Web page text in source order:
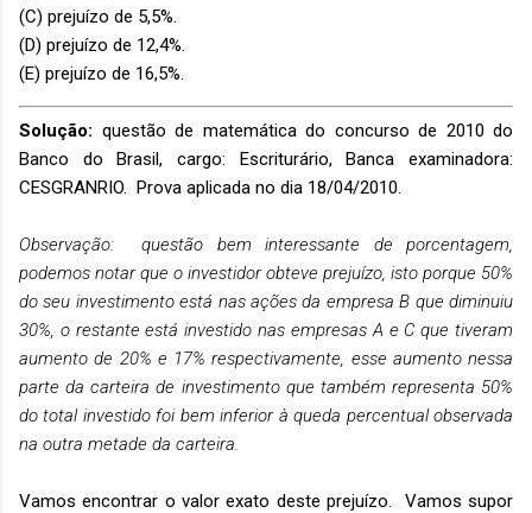
(C) prejuízo de 5,5%.
(D) prejuízo de 12,4%.
(E) prejuízo de 16,5%.
Solução: questão de matemática do concurso de 2010 do
Banco do Brasil, cargo: Escriturário, Banca examinadora:
CESGRANRIO. Prova aplicada no dia 18/04/2010.
Observação: questão bem interessante de porcentagem,
podemos notar que o investidor obteve prejuízo, isto porque 50%
do seu investimento está nas ações da empresa B que diminuiu
30%, o restante está investido nas empresas A e C que tiveram
aumento de 20% e 17% respectivamente, esse aumento nessa
parte da carteira de investimento que também representa 50%
do total investido foi bem inferior à queda percentual observada
na outra metade da carteira.
Vamos encontrar o valor exato deste prejuízo. Vamos supor